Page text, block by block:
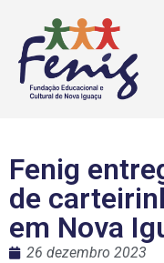
Fenig
de
em Nova
26 dezembro 2023